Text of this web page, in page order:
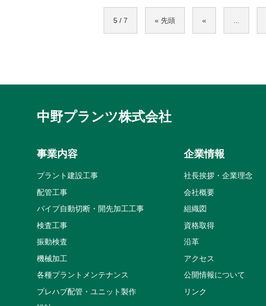
5 / 7 « 先頭 «
中野プランツ株式会社
事業内容
プラント建設工事
配管工事
パイプ自動切断・開先加工工事
検査工事
振動検査
機械加工
各種プラントメンテナンス
プレハブ配管・ユニット製作
企業情報
社長挨拶・企業理念
会社概要
組織図
資格取得
沿革
アクセス
公開情報について
リンク